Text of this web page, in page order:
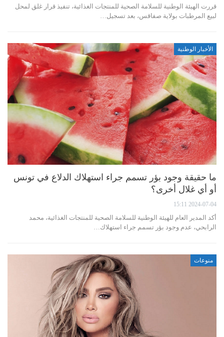
قررت الهيئة الوطنية للسلامة الصحية للمنتجات الغذائية، تنفيذ قرار غلق لمحل
لبيع المرطبات بولاية صفاقس، بعد تسجيل…
الأخبار الوطنية
ما حقيقة وجود بؤر تسمم جراء استهلاك الدلاع في تونس
أو أي غلال أخرى؟
2024-07-04 15:11
أكد المدير العام للهيئة الوطنية للسلامة الصحية للمنتجات الغذائية، محمد
الرابحي، عدم وجود بؤر تسمم جراء استهلاك…
منوعات